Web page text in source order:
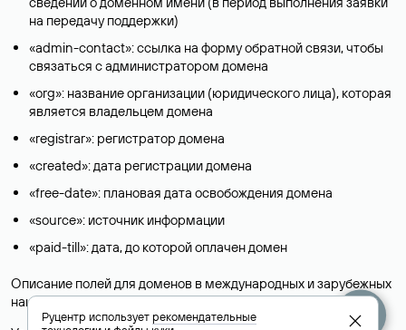
на передачу поддержки)
«admin-contact»: ссылка на форму обратной связи, чтобы
связаться с администратором домена
«org»: название организации (юридического лица), которая
является владельцем домена
«registrar»: регистратор домена
«created»: дата регистрации домена
«free-date»: плановая дата освобождения домена
«source»: источник информации
«paid-till»: дата, до которой оплачен домен
Описание полей для доменов в международных и зарубежных
национальных доменах представлены в разделе «Помощь».
Руцентр используетрекомендательные